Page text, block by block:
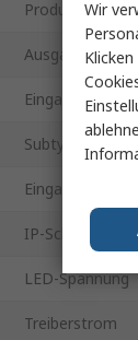
Produkt Typ
Subtyp
IP-Schutzart
LED-Spannung
Treiberstrom
Wir